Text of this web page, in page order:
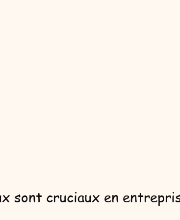
sont cruciaux en